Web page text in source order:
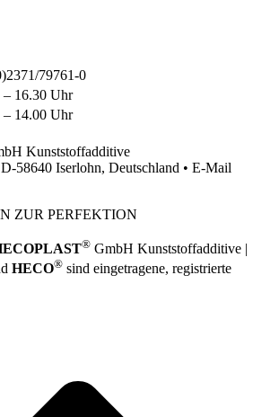
79761-0
– 16.30 Uhr
– 14.00 Uhr
Kunststoffadditive
D-58640 Iserlohn, Deutschland • E-Mail
ZUR PERFEKTION
® GmbH Kunststoffadditive |
HECO® sind eingetragene, registrierte